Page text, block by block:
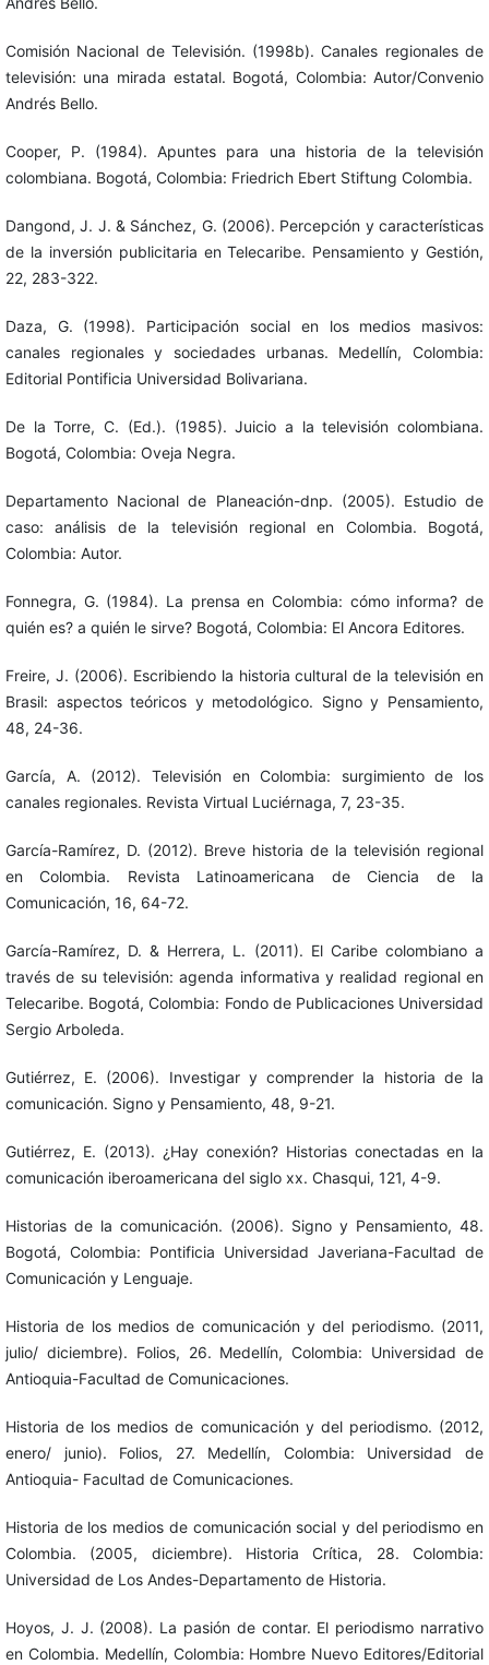
Comisión Nacional de Televisión. (1998b). Canales regionales de
televisión: una mirada estatal. Bogotá, Colombia: Autor/Convenio
Andrés Bello.
Cooper, P. (1984). Apuntes para una historia de la televisión
colombiana. Bogotá, Colombia: Friedrich Ebert Stiftung Colombia.
Dangond, J. J. & Sánchez, G. (2006). Percepción y características
de la inversión publicitaria en Telecaribe. Pensamiento y Gestión,
22, 283-322.
Daza, G. (1998). Participación social en los medios masivos:
canales regionales y sociedades urbanas. Medellín, Colombia:
Editorial Pontificia Universidad Bolivariana.
De la Torre, C. (Ed.). (1985). Juicio a la televisión colombiana.
Bogotá, Colombia: Oveja Negra.
Departamento Nacional de Planeación-dnp. (2005). Estudio de
caso: análisis de la televisión regional en Colombia. Bogotá,
Colombia: Autor.
Fonnegra, G. (1984). La prensa en Colombia: cómo informa? de
quién es? a quién le sirve? Bogotá, Colombia: El Ancora Editores.
Freire, J. (2006). Escribiendo la historia cultural de la televisión en
Brasil: aspectos teóricos y metodológico. Signo y Pensamiento,
48, 24-36.
García, A. (2012). Televisión en Colombia: surgimiento de los
canales regionales. Revista Virtual Luciérnaga, 7, 23-35.
García-Ramírez, D. (2012). Breve historia de la televisión regional
en Colombia. Revista Latinoamericana de Ciencia de la
Comunicación, 16, 64-72.
García-Ramírez, D. & Herrera, L. (2011). El Caribe colombiano a
través de su televisión: agenda informativa y realidad regional en
Telecaribe. Bogotá, Colombia: Fondo de Publicaciones Universidad
Sergio Arboleda.
Gutiérrez, E. (2006). Investigar y comprender la historia de la
comunicación. Signo y Pensamiento, 48, 9-21.
Gutiérrez, E. (2013). ¿Hay conexión? Historias conectadas en la
comunicación iberoamericana del siglo xx. Chasqui, 121, 4-9.
Historias de la comunicación. (2006). Signo y Pensamiento, 48.
Bogotá, Colombia: Pontificia Universidad Javeriana-Facultad de
Comunicación y Lenguaje.
Historia de los medios de comunicación y del periodismo. (2011,
julio/ diciembre). Folios, 26. Medellín, Colombia: Universidad de
Antioquia-Facultad de Comunicaciones.
Historia de los medios de comunicación y del periodismo. (2012,
enero/ junio). Folios, 27. Medellín, Colombia: Universidad de
Antioquia- Facultad de Comunicaciones.
Historia de los medios de comunicación social y del periodismo en
Colombia. (2005, diciembre). Historia Crítica, 28. Colombia:
Universidad de Los Andes-Departamento de Historia.
Hoyos, J. J. (2008). La pasión de contar. El periodismo narrativo
en Colombia. Medellín, Colombia: Hombre Nuevo Editores/Editorial